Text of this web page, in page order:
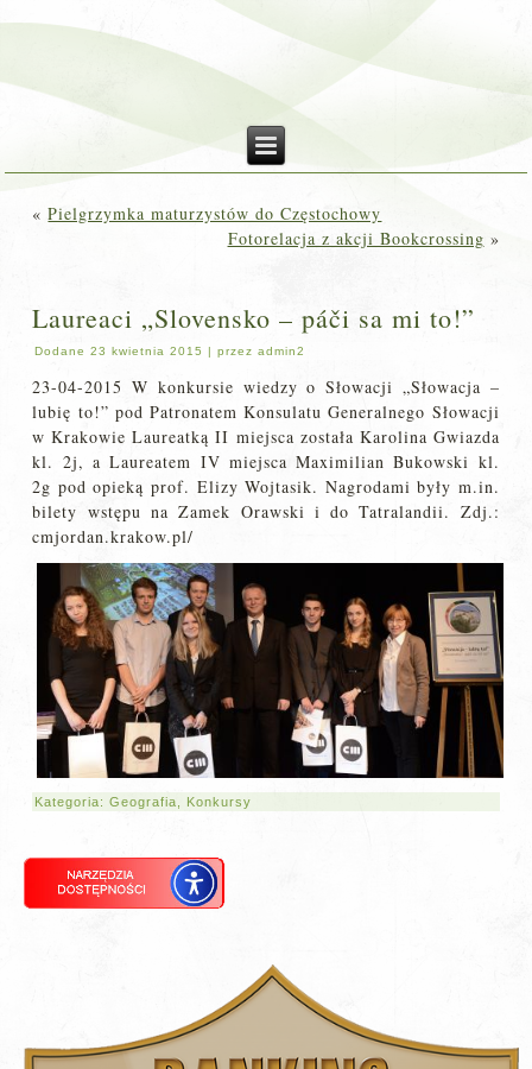
«Pielgrzymka maturzystów do Częstochowy
Fotorelacja z akcji Bookcrossing »
Laureaci „Slovensko – páči sa mi to!”
Dodane 23 kwietnia 2015 |przez admin2
23-04-2015 W konkursie wiedzy o Słowacji „Słowacja –
lubię to!” pod Patronatem Konsulatu Generalnego Słowacji
w Krakowie Laureatką II miejsca została Karolina Gwiazda
kl. 2j, a Laureatem IV miejsca Maximilian Bukowski kl.
2g pod opieką prof. Elizy Wojtasik. Nagrodami były m.in.
bilety wstępu na Zamek Orawski i do Tatralandii. Zdj.:
cmjordan.krakow.pl/
Kategoria:Geografia Konkursy